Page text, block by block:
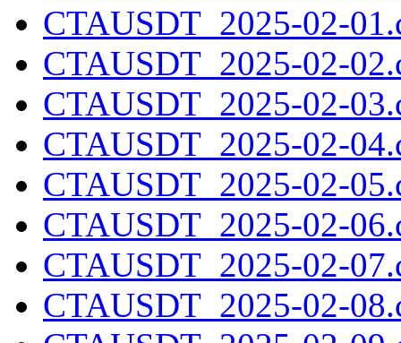
CTAUSDT_2025-02-
CTAUSDT_2025-02-
CTAUSDT_2025-02-
CTAUSDT_2025-02-
CTAUSDT_2025-02-
CTAUSDT_2025-02-
CTAUSDT_2025-02-
CTAUSDT_2025-02-